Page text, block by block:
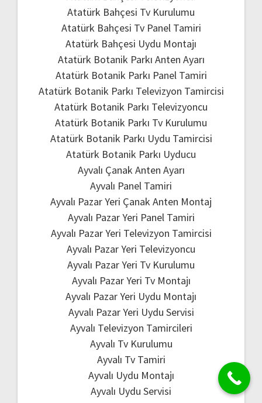
Atatürk Bahçesi Tv Kurulumu
Atatürk Bahçesi Tv Panel Tamiri
Atatürk Bahçesi Uydu Montajı
Atatürk Botanik Parkı Anten Ayarı
Atatürk Botanik Parkı Panel Tamiri
Atatürk Botanik Parkı Televizyon Tamircisi
Atatürk Botanik Parkı Televizyoncu
Atatürk Botanik Parkı Tv Kurulumu
Atatürk Botanik Parkı Uydu Tamircisi
Atatürk Botanik Parkı Uyducu
Ayvalı Çanak Anten Ayarı
Ayvalı Panel Tamiri
Ayvalı Pazar Yeri Çanak Anten Montaj
Ayvalı Pazar Yeri Panel Tamiri
Ayvalı Pazar Yeri Televizyon Tamircisi
Ayvalı Pazar Yeri Televizyoncu
Ayvalı Pazar Yeri Tv Kurulumu
Ayvalı Pazar Yeri Tv Montajı
Ayvalı Pazar Yeri Uydu Montajı
Ayvalı Pazar Yeri Uydu Servisi
Ayvalı Televizyon Tamircileri
Ayvalı Tv Kurulumu
Ayvalı Tv Tamiri
Ayvalı Uydu Montajı
Ayvalı Uydu Servisi